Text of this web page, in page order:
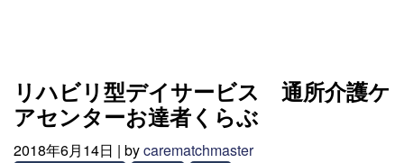
リハビリ型デイサービス 通所介護ケ
アセンターお達者くらぶ
2018年6月14日 | bycarematchmaster